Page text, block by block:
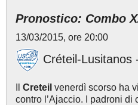
Pronostico: Combo
13/03/2015, ore 20:00
Créteil-Lusitanos
Creteil venerdì scorso ha
contro l’Ajaccio. I padroni di